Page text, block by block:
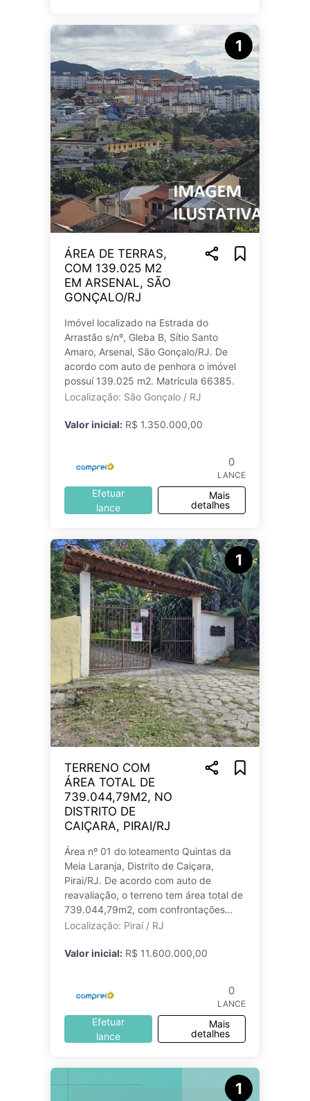
1
ÁREA DE TERRAS,
COM 139.025 M2
EM ARSENAL, SÃO
GONÇALO/RJ
Imóvel localizado na Estrada do
Arrastão s/nº, Gleba B, Sítio Santo
Amaro, Arsenal, São Gonçalo/RJ. De
acordo com auto de penhora o imóvel
possuí 139.025 m2. Matrícula 66385.
Localização: São Gonçalo / RJ
Valor inicial: R$ 1.350.000,00
0
LANCE
Efetuar
lance
Mais
detalhes
1
TERRENO COM
ÁREA TOTAL DE
739.044,79M2, NO
DISTRITO DE
CAIÇARA, PIRAI/RJ
Área nº 01 do loteamento Quintas da
Meia Laranja, Distrito de Caiçara,
Pirai/RJ. De acordo com auto de
reavaliação, o terreno tem área total de
739.044,79m2, com confrontações
descritas no registro do imóvel. Terreno
Localização: Piraí / RJ
Valor inicial: R$ 11.600.000,00
0
LANCE
Efetuar
lance
Mais
detalhes
1